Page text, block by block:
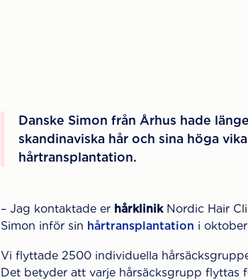
Danske Simon från Århus hade
skandinaviska hår och sina höga
hårtransplantation.
– Jag kontaktade er hårklinikNordic Hair
Simon inför sin hårtransplantation i
Vi flyttade 2500 individuella
Det betyder att varje hårsäcksgrupp flyttas